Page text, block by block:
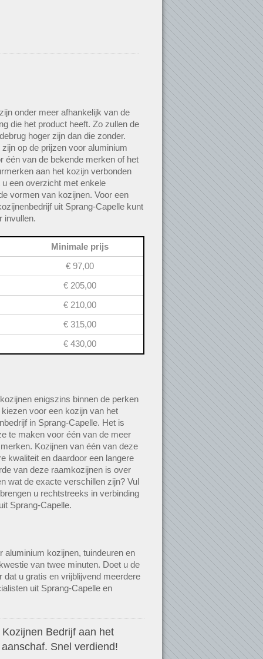
onder meer afhankelijk van de
die het product heeft. Zo zullen de
hoger zijn dan die zonder.
op de prijzen voor aluminium
één van de bekende merken of het
aan het kozijn verbonden
een overzicht met enkele
vormen van kozijnen. Voor een
uit Sprang-Capelle kunt
invullen.
Minimale prijs
€ 97,00
€ 205,00
€ 210,00
€ 315,00
€ 430,00
enigszins binnen de perken
voor een kozijn van het
in Sprang-Capelle. Het is
te maken voor één van de meer
Kozijnen van één van deze
kwaliteit en daardoor een langere
van deze raamkozijnen is over
wat de exacte verschillen zijn? Vul
u rechtstreeks in verbinding
Sprang-Capelle.
aluminium kozijnen, tuindeuren en
van twee minuten. Doet u de
u gratis en vrijblijvend meerdere
uit Sprang-Capelle en
Bedrijf aan het
Snel verdiend!